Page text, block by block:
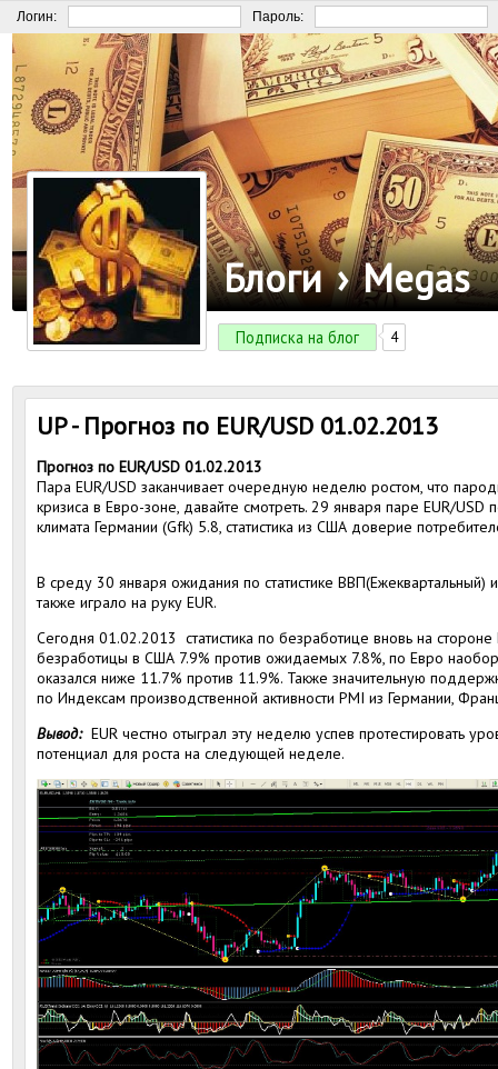
Логин: Пароль:
Блоги › Megas
Подписка на блог 4
UP - Прогноз по EUR/USD 01.02.2013
Прогноз по EUR/USD 01.02.2013
Пара EUR/USD заканчивает очередную неделю ростом, что
кризиса в Евро-зоне, давайте смотреть. 29 января паре EUR/USD
климата Германии (Gfk) 5.8, статистика из США доверие
В среду 30 января ожидания по статистике ВВП(Ежеквартальный)
также играло на руку EUR.
Сегодня 01.02.2013 статистика по безработице вновь на
безработицы в США 7.9% против ожидаемых 7.8%, по Евро
оказался ниже 11.7% против 11.9%. Также значительную
по Индексам производственной активности PMI из Германии,
Вывод:EUR честно отыграл эту неделю успев протестировать
потенциал для роста на следующей неделе.